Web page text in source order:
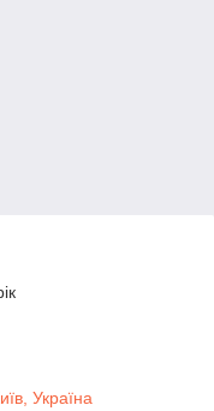
Україна